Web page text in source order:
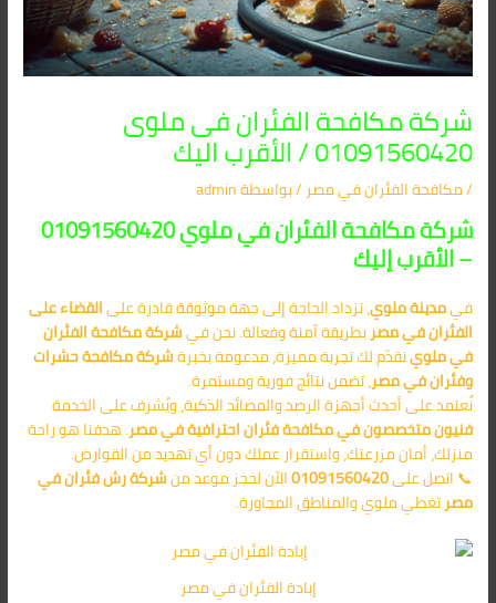
شركة مكافحة الفئران فى ملوى
01091560420 / الأقرب اليك
/مكافحة الفئران​ في مصر/ بواسطةadmin
شركة مكافحة الفئران في ملوي 01091560420
– الأقرب إليك
فيمدينة ملوي، تزداد الحاجة إلى جهة موثوقة قادرة علىالقضاء على
الفئران في مصربطريقة آمنة وفعالة. نحن فيشركة مكافحة الفئران
في ملوينقدّم لك تجربة مميزة، مدعومة بخبرةشركة مكافحة حشرات
وفئران في مصر، تضمن نتائج فورية ومستمرة.
نُعتمد على أحدث أجهزة الرصد والمصائد الذكية، ويُشرف على الخدمة
فنيون متخصصون في مكافحة فئران احترافية في مصر. هدفنا هو راحة
منزلك، أمان مزرعتك، واستقرار عملك دون أي تهديد من القوارض.
📞 اتصل على01091560420الآن لحجز موعد منشركة رش فئران في
مصرتغطي ملوي والمناطق المجاورة.
إبادة الفئران في مصر